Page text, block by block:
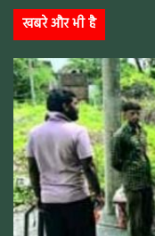
खबरे और भी है